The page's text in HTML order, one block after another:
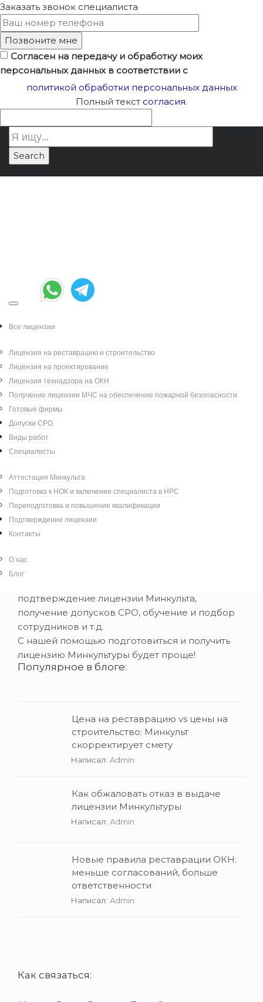
Заказать звонок специалиста
Согласен на передачу и обработку моих
персональных данных в соответствии с
политикой обработки персональных данных
Полный текст согласия.
Все лицензии
Лицензия на реставрацию и строительство
Лицензия на проектирование
Лицензия технадзора на ОКН
Получение лицензии МЧС на обеспечение пожарной безопасности
Готовые фирмы
Допуски СРО
Виды работ
Специалисты
Аттестация Минкульта
Подготовка к НОК и включение специалиста в НРС
Переподготовка и повышение квалификации
Подтверждение лицензии
Контакты
О нас
Блог
О нас
ВНИМАНИЕ! Сайт не является официальным
ресурсом Министерства культуры РФ.
Основная сфера деятельности - помощь
предпринимателям и организациям в
получении лицензии Минкультуры на
Минкультуры на нужные виды работ (по вашим
параметрам).
подтверждение лицензии Минкульта,
получение допусков СРО, обучение и подбор
сотрудников и т.д.
С нашей помощью подготовиться и получить
лицензию Минкультуры будет проще!
Популярное в блоге:
Цена на реставрацию vs цены на
строительство: Минкульт
скорректирует смету
Написал: Admin
Как обжаловать отказ в выдаче
лицензии Минкультуры
Написал: Admin
Новые правила реставрации ОКН:
меньше согласований, больше
ответственности
Написал: Admin
Как связаться: